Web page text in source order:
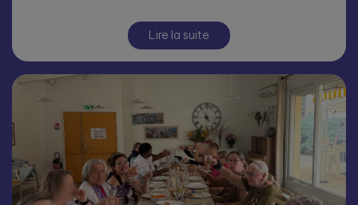
Lire la suite